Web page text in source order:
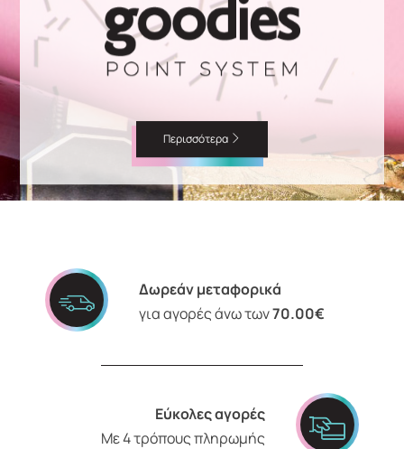
Περισσότερα
Δωρεάν μεταφορικά
για αγορές άνω των70.00€
Εύκολες αγορές
Με 4 τρόπους πληρωμής